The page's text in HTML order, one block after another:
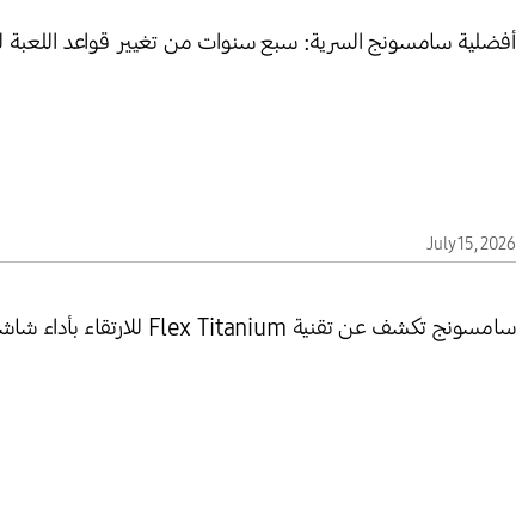
أفضلية سامسونج السرية: سبع سنوات من تغيير قواعد اللعبة
July 15, 2026
سامسونج تكشف عن تقنية Flex Titanium للارتقاء بأداء شاشات أجهزتها القابلة للطي